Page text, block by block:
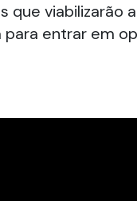
que viabilizarão
entrar em